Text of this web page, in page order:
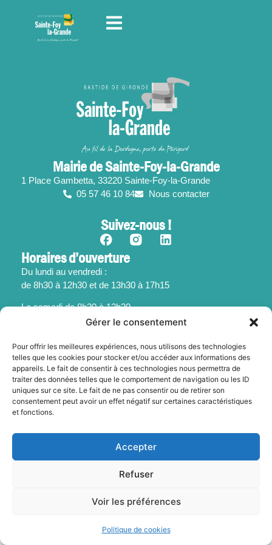
Gérer le consentement
Pour offrir les meilleures expériences, nous utilisons des technologies
telles que les cookies pour stocker et/ou accéder aux informations des
appareils. Le fait de consentir à ces technologies nous permettra de
traiter des données telles que le comportement de navigation ou les ID
uniques sur ce site. Le fait de ne pas consentir ou de retirer son
consentement peut avoir un effet négatif sur certaines caractéristiques
et fonctions.
Accepter
Refuser
Voir les préférences
Politique de cookies
principal
Mairie de Sainte-Foy-la-Grande
1 Place Gambetta, 33220 Sainte-Foy-la-Grande
05 57 46 10 84
Nous contacter
Suivez-nous !
Horaires d’ouverture
Du lundi au vendredi :
de 8h30 à 12h30 et de 13h30 à 17h15
Le samedi de 8h30 à 12h30
Mentions légales
Politique des cookies
Accessibilité
© 2025 - Sainte-Foy-La-Grande - Propulsé par Utopia